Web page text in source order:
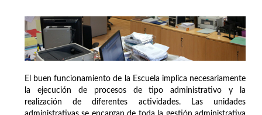
El buen funcionamiento de la Escuela implica necesariamente
la ejecución de procesos de tipo administrativo y la
realización de diferentes actividades. Las unidades